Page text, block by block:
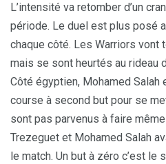
L’intensité va retomber d’un
période. Le duel est plus posé
chaque côté. Les Warriors vont
mais se sont heurtés au rideau
Côté égyptien, Mohamed
course à second but pour se
sont pas parvenus à faire
Trezeguet et Mohamed Salah
le match. Un but à zéro c’est le